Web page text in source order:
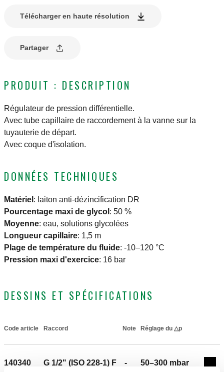
Télécharger en haute résolution
Partager
PRODUIT : DESCRIPTION
Régulateur de pression différentielle.
Avec tube capillaire de raccordement à la vanne sur la
tuyauterie de départ.
Avec coque d'isolation.
DONNÉES TECHNIQUES
Matériel : laiton anti-dézincification DR
Pourcentage maxi de glycol : 50 %
Moyenne: eau, solutions glycolées
Longueur capillaire: 1,5 m
Plage de température du fluide: -10–120 °C
Pression maxi d'exercice: 16 bar
DESSINS ET SPÉCIFICATIONS
Code article Raccord Note Réglage du △p
140340 G 1/2" (ISO 228-1) F - 50–300 mbar